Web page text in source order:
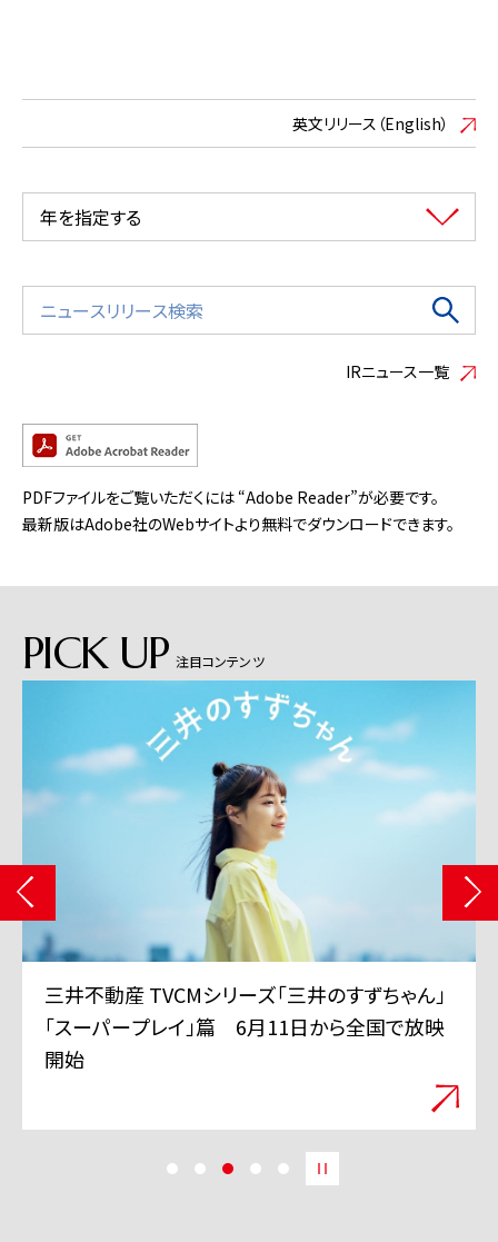
英文リリース（English）
年を指定する
IRニュース一覧
PDFファイルをご覧いただくには “Adobe Reader”が必要です。
最新版はAdobe社のWebサイトより無料でダウンロードできます。
PICK UP 注目コンテンツ
三井不動産 TVCMシリーズ「三井のすずちゃん」
「スーパープレイ」篇 6月11日から全国で放映
開始